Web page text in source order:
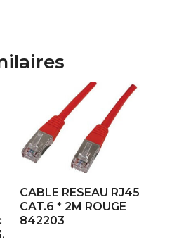
CABLE RESEAU RJ45
CAT.6 * 2M ROUGE
842203